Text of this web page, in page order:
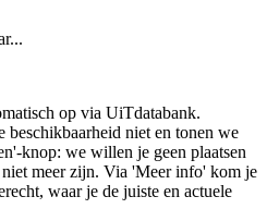
op via UiTdatabank.
beschikbaarheid niet en tonen we
knop: we willen je geen plaatsen
meer zijn. Via 'Meer info' kom je
waar je de juiste en actuele